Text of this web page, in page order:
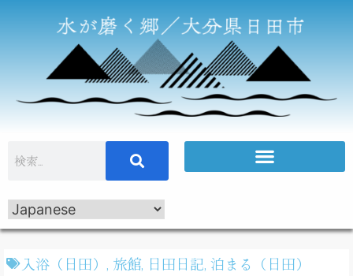
入浴（日田） , 旅館, 日田日記, 泊まる（日田）